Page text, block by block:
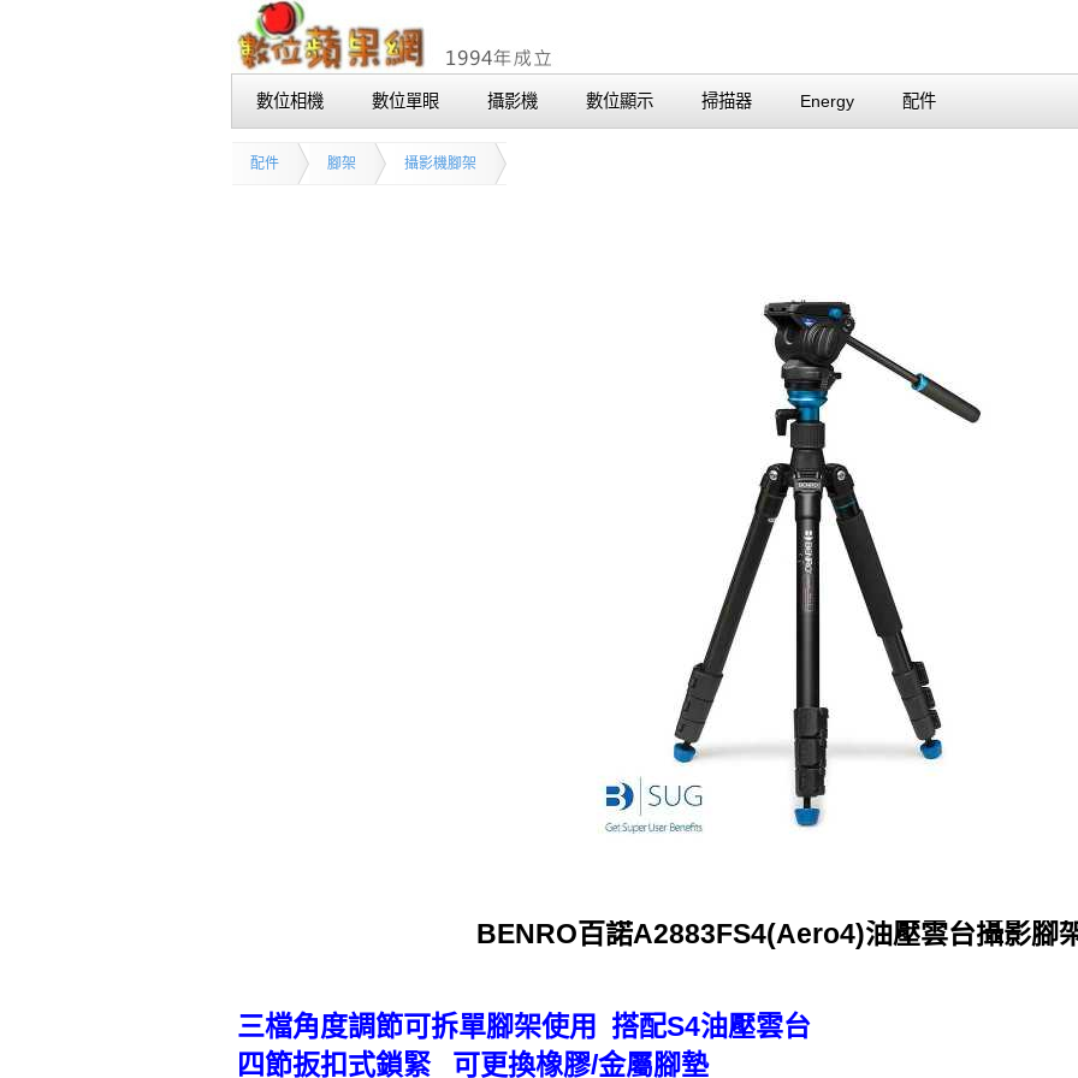
數位相機 數位單眼 攝影機 數位顯示 掃描器 Energy 配件
配件 腳架 攝影機腳架
BENRO百諾A2883FS4(Aero4)油壓雲台攝影腳
三檔角度調節可拆單腳架使用 搭配S4油壓雲台
四節扳扣式鎖緊 可更換橡膠/金屬腳墊